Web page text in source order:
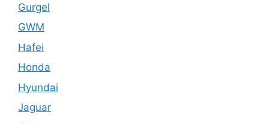
Gurgel
GWM
Hafei
Honda
Hyundai
Jaguar